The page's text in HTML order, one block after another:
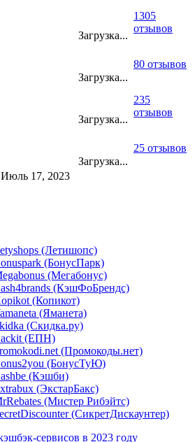
Загрузка...
1305
отзывов
Загрузка...
80 отзывов
Загрузка...
235
отзывов
Загрузка...
25 отзывов
17, 2023
(Летишопс)
(БонусПарк)
(Мегабонус)
(КэшФоБрендс)
(Копикот)
(Яманета)
(Скидка.ру)
(ЕПН)
(Промокоды.нет)
(БонусТуЮ)
(Кэшби)
(ЭкстарБакс)
(Мистер Рибэйтс)
(СикретДискаунтер)
сервисов в 2023 году